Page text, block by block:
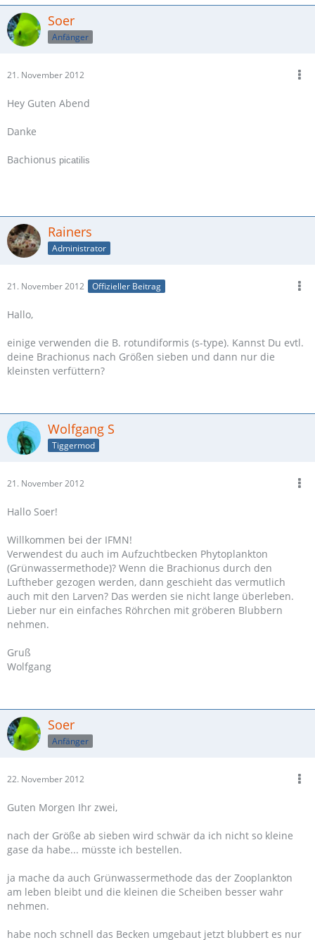
Soer
Anfänger
21. November 2012
Hey Guten Abend
Danke
Bachionus picatilis
Rainers
Administrator
21. November 2012 Offizieller Beitrag
Hallo,
einige verwenden die B. rotundiformis (s-type). Kannst Du evtl.
deine Brachionus nach Größen sieben und dann nur die
kleinsten verfüttern?
Wolfgang S
Tiggermod
21. November 2012
Hallo Soer!
Willkommen bei der IFMN!
Verwendest du auch im Aufzuchtbecken Phytoplankton
(Grünwassermethode)? Wenn die Brachionus durch den
Luftheber gezogen werden, dann geschieht das vermutlich
auch mit den Larven? Das werden sie nicht lange überleben.
Lieber nur ein einfaches Röhrchen mit gröberen Blubbern
nehmen.
Gruß
Wolfgang
Soer
Anfänger
22. November 2012
Guten Morgen Ihr zwei,
nach der Größe ab sieben wird schwär da ich nicht so kleine
gase da habe... müsste ich bestellen.
ja mache da auch Grünwassermethode das der Zooplankton
am leben bleibt und die kleinen die Scheiben besser wahr
nehmen.
habe noch schnell das Becken umgebaut jetzt blubbert es nur